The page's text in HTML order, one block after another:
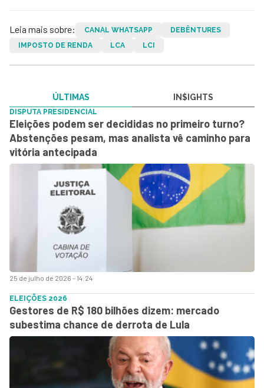
Leia mais sobre: CANAL WHATSAPP
DEBÊNTURES
IMPOSTO DE RENDA
LCA LCI
ÚLTIMAS IN$IGHTS
25 de julho de 2026 - 14:24
DISPUTA PRESIDENCIAL
Eleições podem ser decididas no primeiro turno?
Abstenções pesam, mas analista vê caminho para
vitória antecipada
ELEIÇÕES 2026
Gestores de R$ 180 bilhões dizem: mercado
subestima chance de derrota de Lula